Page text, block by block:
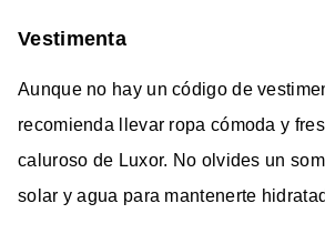
Vestimenta
Aunque no hay un código de
recomienda llevar ropa cómoda y
caluroso de Luxor. No olvides un
solar y agua para mantenerte